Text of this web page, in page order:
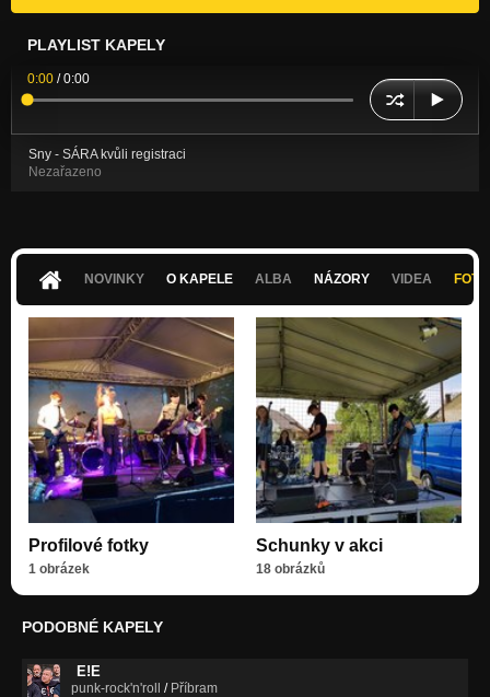
PLAYLIST KAPELY
0:00 /0:00
Sny - SÁRA kvůli registraci
Nezařazeno
NOVINKY O KAPELE ALBA NÁZORY VIDEA
Profilové fotky
1 obrázek
Schunky v akci
18 obrázků
PODOBNÉ KAPELY
E!E
punk-rock'n'roll / Příbram